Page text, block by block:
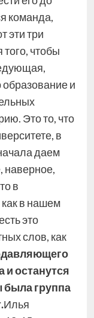
команда,
эти три
чтобы
и
Это то, что
в
даем
в
в нашем
это
слов, как
и останутся
была группа
Илья